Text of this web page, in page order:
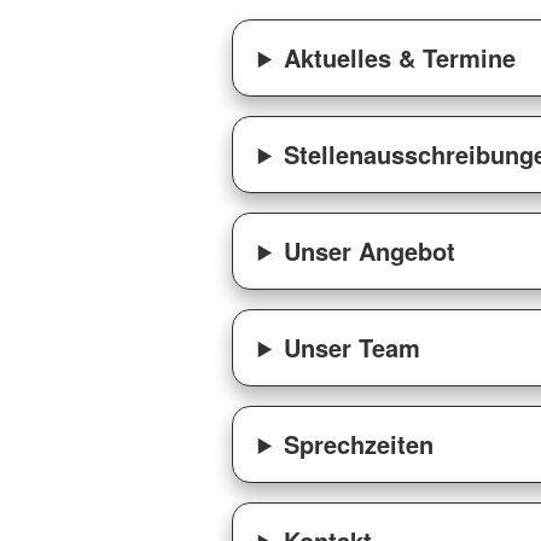
Aktuelles & Termine
Unser Angebot
Unser Team
Sprechzeiten